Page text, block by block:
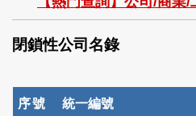
檢
索
閉鎖性公司名錄
序號 統一編號